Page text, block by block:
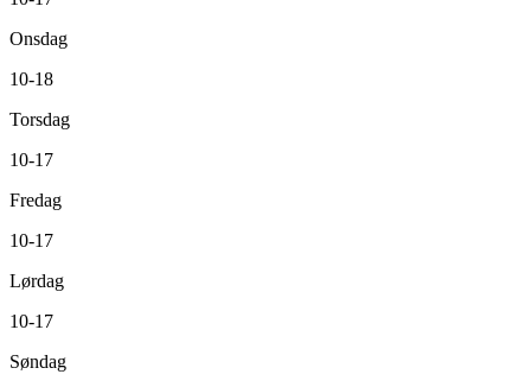
Onsdag
10-18
Torsdag
10-17
Fredag
10-17
Lørdag
10-17
Søndag